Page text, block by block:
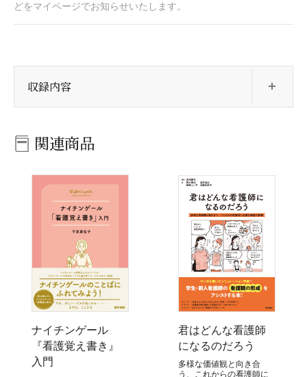
どをマイページでお知らせいたします。
収録内容
関連商品
ナイチンゲール
『看護覚え書き』
入門
君はどんな看護師
になるのだろう
多様な価値観と向き合
う、これからの看護師に